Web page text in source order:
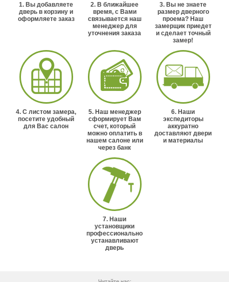
1. Вы добавляете
дверь в корзину и
оформляете заказ
2. В ближайшее
время, с Вами
связывается наш
менеджер для
уточнения заказа
3. Вы не знаете
размер дверного
проема? Наш
замерщик приедет
и сделает точный
замер!
4. С листом замера,
посетите удобный
для Вас салон
5. Наш менеджер
сформирует Вам
счет, который
можно оплатить в
нашем салоне или
через банк
6. Наши
экспедиторы
аккуратно
доставляют двери
и материалы
7. Наши
установщики
профессионально
устанавливают
дверь